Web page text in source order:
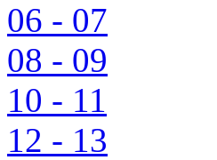
06 - 07
08 - 09
10 - 11
12 - 13